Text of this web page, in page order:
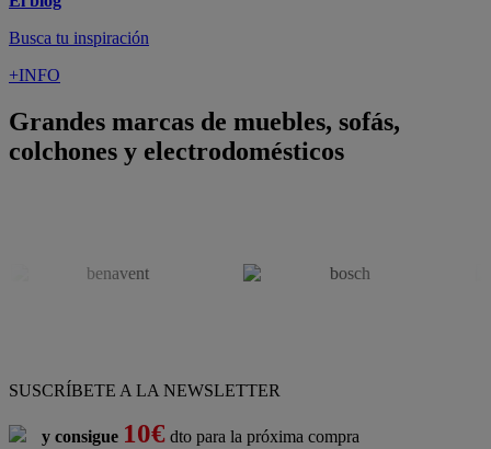
Busca tu inspiración
+INFO
Grandes marcas de muebles, sofás,
colchones y electrodomésticos
SUSCRÍBETE A LA NEWSLETTER
y consigue 10€ dto para la próxima compra